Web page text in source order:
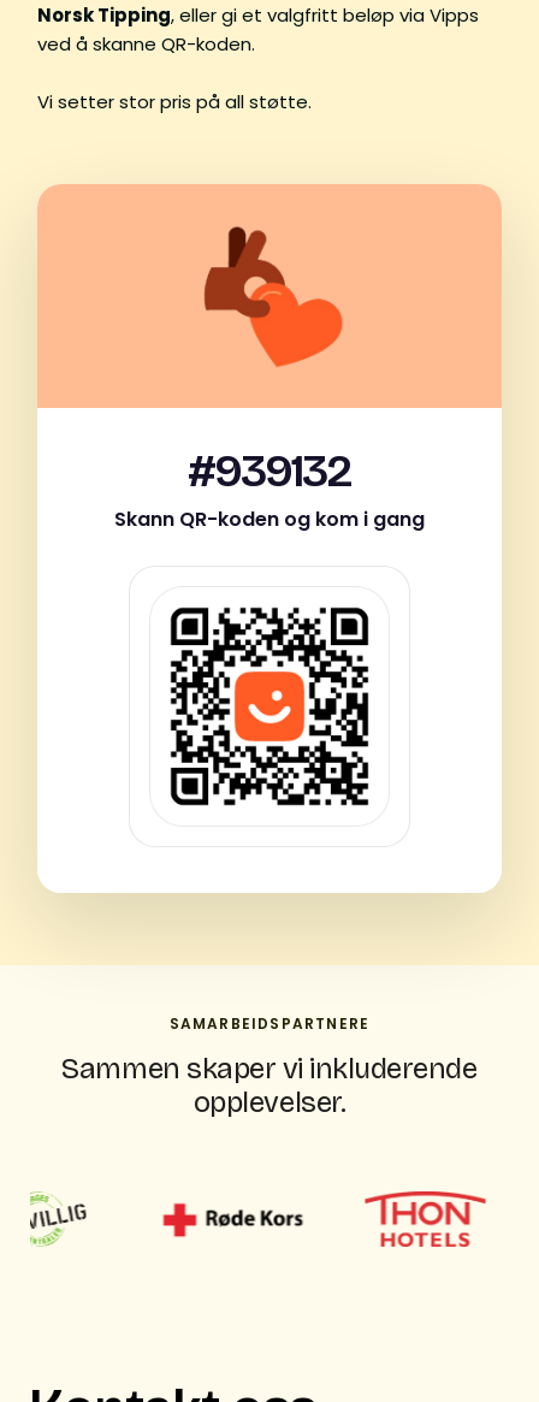
Norsk Tipping, eller gi et valgfritt beløp via Vipps
ved å skanne QR-koden.
Vi setter stor pris på all støtte.
#939132
Skann QR-koden og kom i gang
SAMARBEIDSPARTNERE
Sammen skaper vi inkluderende
opplevelser.